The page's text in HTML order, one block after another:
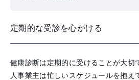
定期的な受診を心がける
健康診断は定期的に受けることが大切
人事業主は忙しいスケジュールを抱え